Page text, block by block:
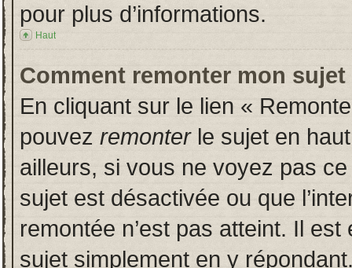
pour plus d’informations.
Haut
Comment remonter mon sujet
En cliquant sur le lien «
pouvez remonterle sujet en
ailleurs, si vous ne voyez pas
sujet est désactivée ou que
remontée n’est pas atteint. Il
sujet simplement en y